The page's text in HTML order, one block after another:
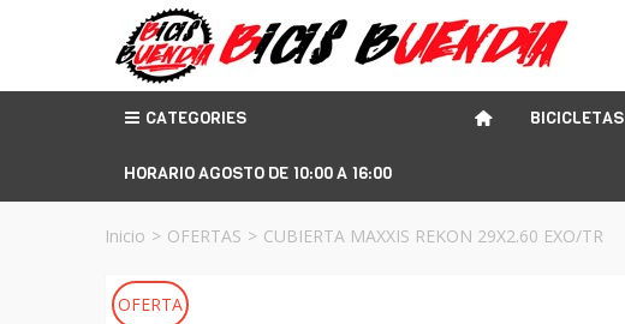
CATEGORIES BICICLETAS
HORARIO AGOSTO DE 10:00 A 16:00
Inicio > OFERTAS > CUBIERTA MAXXIS REKON 29X2.60 EXO/TR
OFERTA